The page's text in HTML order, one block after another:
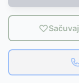
Sačuvaj